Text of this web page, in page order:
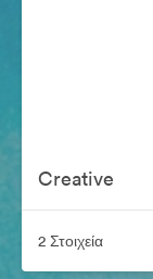
Creative
2 Στοιχεία